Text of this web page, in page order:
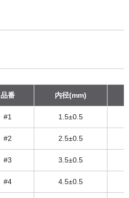
品番 内径(mm)
#1 1.5±0.5
#2 2.5±0.5
#3 3.5±0.5
#4 4.5±0.5